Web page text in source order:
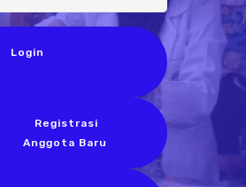
Login
Registrasi
Anggota Baru